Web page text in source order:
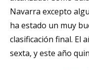
Navarra excepto
ha estado un muy
clasificación final. El
sexta, y este año